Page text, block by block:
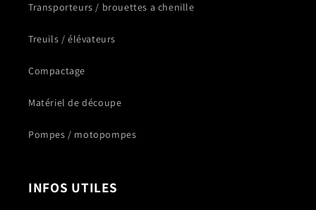
Transporteurs / brouettes a chenille
Treuils / élévateurs
Compactage
Matériel de découpe
Pompes / motopompes
INFOS UTILES